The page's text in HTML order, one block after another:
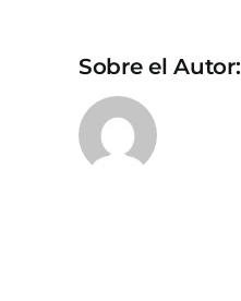
Sobre el Autor: